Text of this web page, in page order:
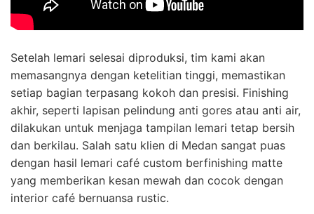
Setelah lemari selesai diproduksi, tim kami akan
memasangnya dengan ketelitian tinggi, memastikan
setiap bagian terpasang kokoh dan presisi. Finishing
akhir, seperti lapisan pelindung anti gores atau anti air,
dilakukan untuk menjaga tampilan lemari tetap bersih
dan berkilau. Salah satu klien di Medan sangat puas
dengan hasil lemari café custom berfinishing matte
yang memberikan kesan mewah dan cocok dengan
interior café bernuansa rustic.